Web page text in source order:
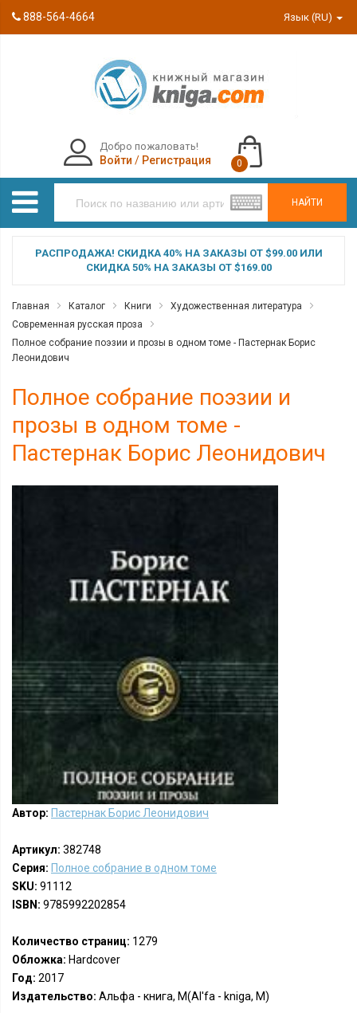
888-564-4664 Язык (RU)
НАЙТИ
Добро пожаловать!
Войти / Регистрация 0
РАСПРОДАЖА! СКИДКА 40% НА ЗАКАЗЫ ОТ $99.00 ИЛИ
СКИДКА 50% НА ЗАКАЗЫ ОТ $169.00
Главная Каталог Книги
Художественная литература
Современная русская проза
Полное собрание поэзии и прозы в одном томе - Пастернак Борис
Леонидович
Полное собрание поэзии и
прозы в одном томе -
Пастернак Борис Леонидович
Автор: Пастернак Борис Леонидович
Артикул: 382748
Серия: Полное собрание в одном томе
SKU: 91112
ISBN: 9785992202854
Количество страниц: 1279
Обложка: Hardcover
Год: 2017
Издательство: Альфа - книга, М(Al'fa - kniga, M)